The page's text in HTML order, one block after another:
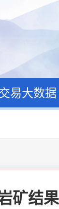
易大数据
矿结